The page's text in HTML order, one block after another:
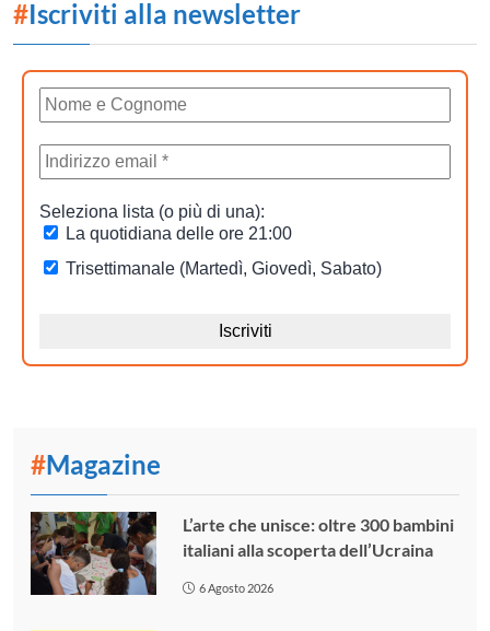
#Iscriviti alla newsletter
#Magazine
L’arte che unisce: oltre 300 bambini
italiani alla scoperta dell’Ucraina
6 Agosto 2026